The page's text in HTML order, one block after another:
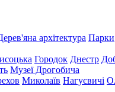
архітектура Парки
Городок Днестр
Музеї Дрогобича
Миколаїв Нагуєвичі